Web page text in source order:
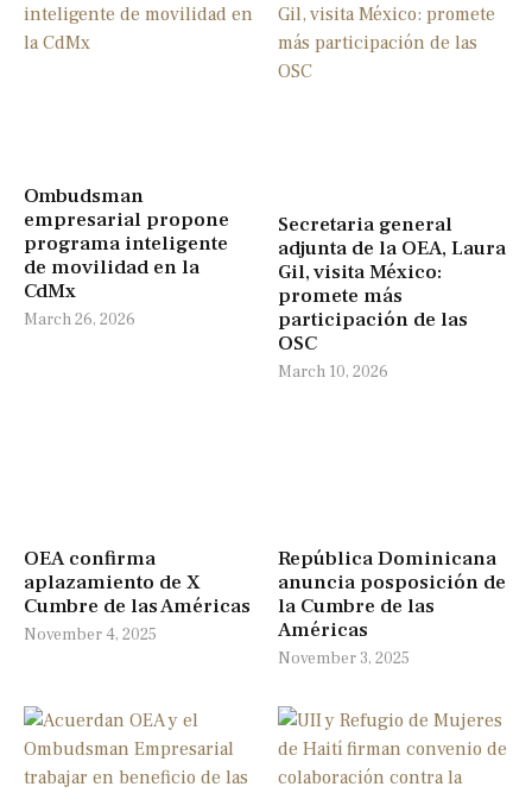
Ombudsman
empresarial propone
programa inteligente
de movilidad en la
CdMx
March 26, 2026
Secretaria general
adjunta de la OEA, Laura
Gil, visita México:
promete más
participación de las
OSC
March 10, 2026
OEA confirma
aplazamiento de X
Cumbre de las Américas
November 4, 2025
República Dominicana
anuncia posposición de
la Cumbre de las
Américas
November 3, 2025